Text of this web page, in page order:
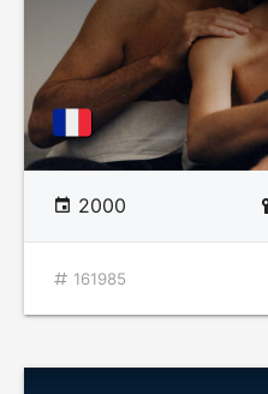
2000
161985